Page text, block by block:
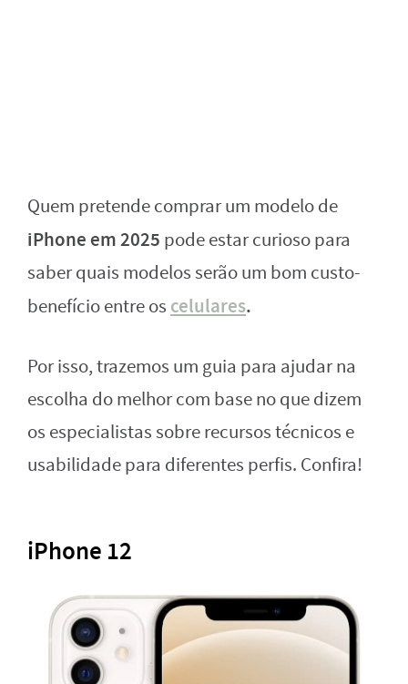
Quem pretende comprar um modelo de
iPhone em 2025 pode estar curioso para
saber quais modelos serão um bom custo-
benefício entre os celulares.
Por isso, trazemos um guia para ajudar na
escolha do melhor com base no que dizem
os especialistas sobre recursos técnicos e
usabilidade para diferentes perfis. Confira!
iPhone 12